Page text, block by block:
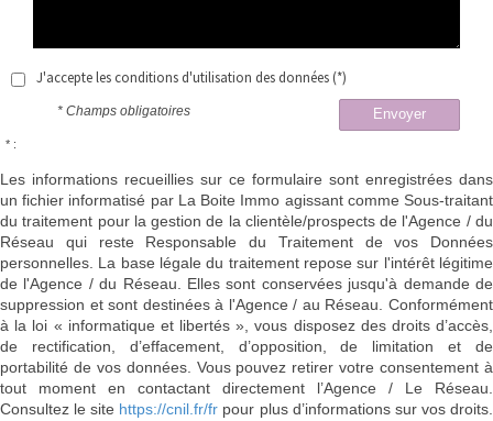
J'accepte les conditions d'utilisation des données (*)
Envoyer
* Champs obligatoires
* :
Les informations recueillies sur ce formulaire sont enregistrées dans
un fichier informatisé par La Boite Immo agissant comme Sous-traitant
du traitement pour la gestion de la clientèle/prospects de l'Agence / du
Réseau qui reste Responsable du Traitement de vos Données
personnelles. La base légale du traitement repose sur l'intérêt légitime
de l'Agence / du Réseau. Elles sont conservées jusqu'à demande de
suppression et sont destinées à l'Agence / au Réseau. Conformément
à la loi « informatique et libertés », vous disposez des droits d’accès,
de rectification, d’effacement, d’opposition, de limitation et de
portabilité de vos données. Vous pouvez retirer votre consentement à
tout moment en contactant directement l’Agence / Le Réseau.
Consultez le site https://cnil.fr/fr pour plus d’informations sur vos droits.